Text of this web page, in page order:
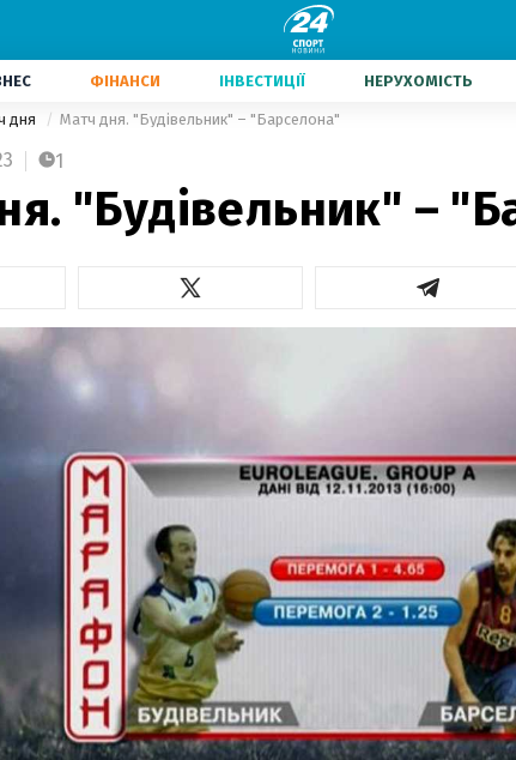
ФІНАНСИ ІНВЕСТИЦІЇ НЕРУХОМІСТЬ
дня Матч дня. "Будівельник" – "Барселона"
1
"Будівельник" –